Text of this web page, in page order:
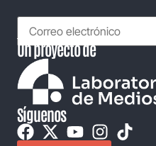
Un proyecto de
Síguenos